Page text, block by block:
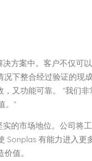
方案中。客户不仅可
下整合经过验证的现
又功能可靠。 “我们
。”
的市场地位。公司将
Sonplas 有能力进入
值。